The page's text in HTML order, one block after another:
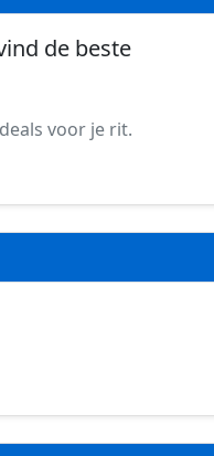
de beste
voor je rit.